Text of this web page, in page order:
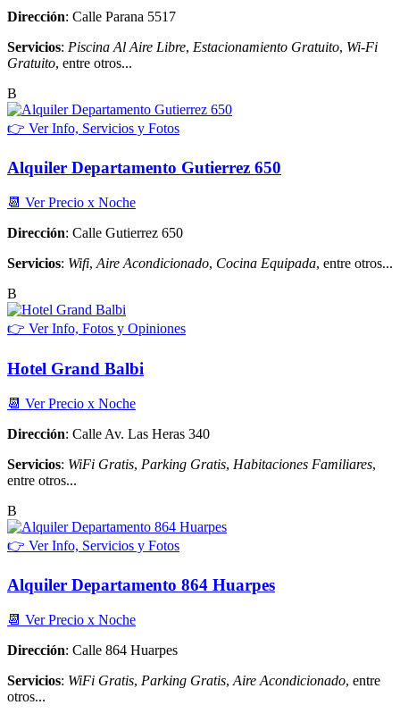
Dirección: Calle Parana 5517
Servicios: Piscina Al Aire Libre, Estacionamiento Gratuito, Wi-Fi
Gratuito, entre otros...
B
👉 Ver Info, Servicios y Fotos
Alquiler Departamento Gutierrez 650
📆 Ver Precio x Noche
Dirección: Calle Gutierrez 650
Servicios: Wifi, Aire Acondicionado, Cocina Equipada, entre otros...
B
👉 Ver Info, Fotos y Opiniones
Hotel Grand Balbi
📆 Ver Precio x Noche
Dirección: Calle Av. Las Heras 340
Servicios: WiFi Gratis, Parking Gratis, Habitaciones Familiares,
entre otros...
B
👉 Ver Info, Servicios y Fotos
Alquiler Departamento 864 Huarpes
📆 Ver Precio x Noche
Dirección: Calle 864 Huarpes
Servicios: WiFi Gratis, Parking Gratis, Aire Acondicionado, entre
otros...